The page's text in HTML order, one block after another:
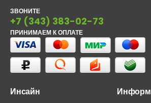
ЗВОНИТЕ
+7 (343) 383-02-73
ПРИНИМАЕМ К ОПЛАТЕ
Инсайн